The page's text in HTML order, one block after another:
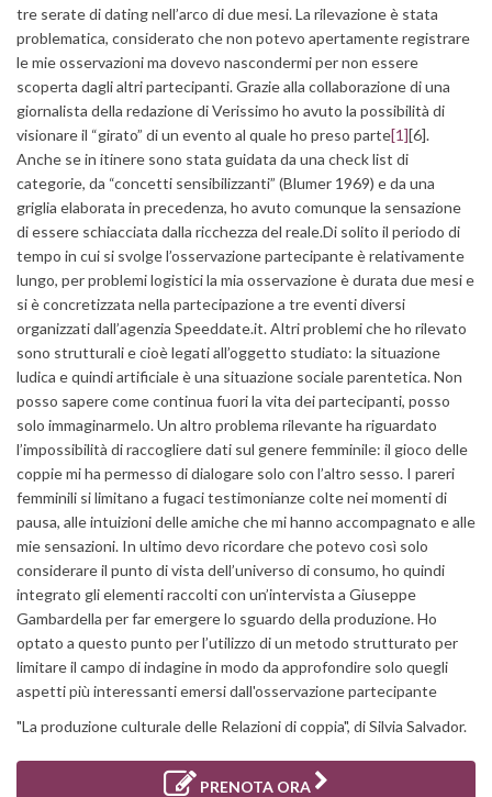
tre serate di dating nell’arco di due mesi. La rilevazione è stata
problematica, considerato che non potevo apertamente registrare
le mie osservazioni ma dovevo nascondermi per non essere
scoperta dagli altri partecipanti. Grazie alla collaborazione di una
giornalista della redazione di Verissimo ho avuto la possibilità di
visionare il “girato” di un evento al quale ho preso parte[1][6].
Anche se in itinere sono stata guidata da una check list di
categorie, da “concetti sensibilizzanti” (Blumer 1969) e da una
griglia elaborata in precedenza, ho avuto comunque la sensazione
di essere schiacciata dalla ricchezza del reale.Di solito il periodo di
tempo in cui si svolge l’osservazione partecipante è relativamente
lungo, per problemi logistici la mia osservazione è durata due mesi e
si è concretizzata nella partecipazione a tre eventi diversi
organizzati dall’agenzia Speeddate.it. Altri problemi che ho rilevato
sono strutturali e cioè legati all’oggetto studiato: la situazione
ludica e quindi artificiale è una situazione sociale parentetica. Non
posso sapere come continua fuori la vita dei partecipanti, posso
solo immaginarmelo. Un altro problema rilevante ha riguardato
l’impossibilità di raccogliere dati sul genere femminile: il gioco delle
coppie mi ha permesso di dialogare solo con l’altro sesso. I pareri
femminili si limitano a fugaci testimonianze colte nei momenti di
pausa, alle intuizioni delle amiche che mi hanno accompagnato e alle
mie sensazioni. In ultimo devo ricordare che potevo così solo
considerare il punto di vista dell’universo di consumo, ho quindi
integrato gli elementi raccolti con un’intervista a Giuseppe
Gambardella per far emergere lo sguardo della produzione. Ho
optato a questo punto per l’utilizzo di un metodo strutturato per
limitare il campo di indagine in modo da approfondire solo quegli
aspetti più interessanti emersi dall'osservazione partecipante
"La produzione culturale delle Relazioni di coppia", di Silvia Salvador.
PRENOTA ORA